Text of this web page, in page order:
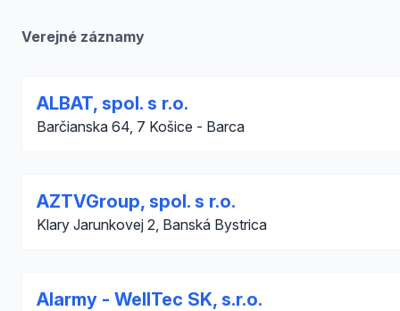
Verejné záznamy
ALBAT, spol. s r.o.
Barčianska 64, 7 Košice - Barca
AZTVGroup, spol. s r.o.
Klary Jarunkovej 2, Banská Bystrica
Alarmy - WellTec SK, s.r.o.